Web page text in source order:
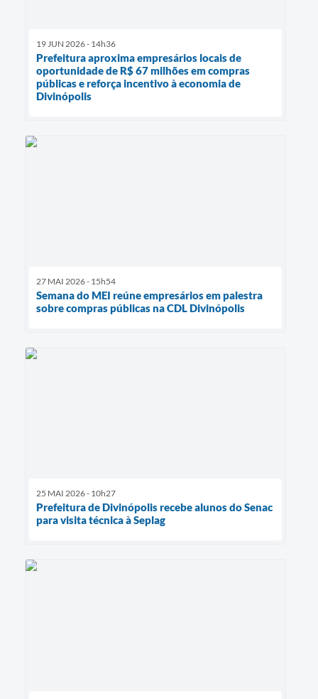
19 JUN 2026 - 14h36
Prefeitura aproxima empresários locais de
oportunidade de R$ 67 milhões em compras
públicas e reforça incentivo à economia de
Divinópolis
27 MAI 2026 - 15h54
Semana do MEI reúne empresários em palestra
sobre compras públicas na CDL Divinópolis
25 MAI 2026 - 10h27
Prefeitura de Divinópolis recebe alunos do Senac
para visita técnica à Seplag